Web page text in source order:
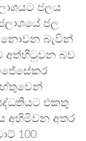
ජලය
ජල
නොවන බැවින්
අත්හිටුවන බව
එකතු
අහිමිවන අතර
100